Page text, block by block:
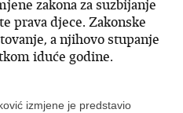
zakona za suzbijanje
prava djece. Zakonske
a njihovo stupanje
iduće godine.
izmjene je predstavio